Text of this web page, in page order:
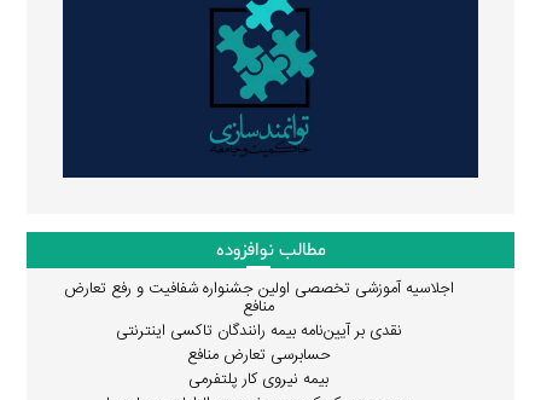
مطالب نوافزوده
اجلاسیه آموزشی تخصصی اولین جشنواره شفافیت و رفع تعارض
منافع
نقدی بر آیین‌نامه بیمه رانندگان تاکسی اینترنتی
حسابرسی تعارض منافع
بیمه نیروی کار پلتفرمی